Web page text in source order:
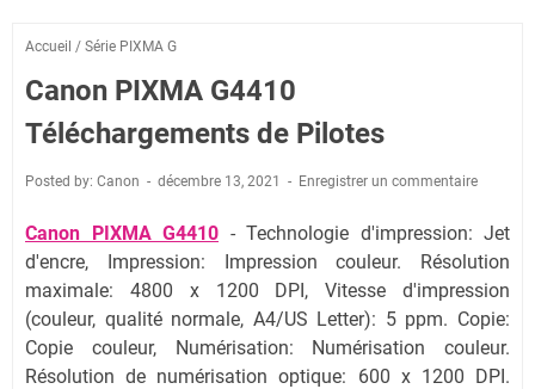
Accueil / Série PIXMA G
Canon PIXMA G4410
Téléchargements de Pilotes
Posted by: Canon décembre 13, 2021 Enregistrer un commentaire
Canon PIXMA G4410 - Technologie d'impression: Jet
d'encre, Impression: Impression couleur. Résolution
maximale: 4800 x 1200 DPI, Vitesse d'impression
(couleur, qualité normale, A4/US Letter): 5 ppm. Copie:
Copie couleur, Numérisation: Numérisation couleur.
Résolution de numérisation optique: 600 x 1200 DPI.